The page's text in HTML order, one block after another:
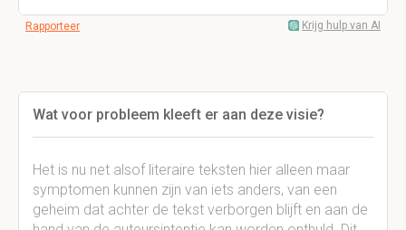
Rapporteer Krijg hulp van AI
Wat voor probleem kleeft er aan deze visie?
Het is nu net alsof literaire teksten hier alleen maar
symptomen kunnen zijn van iets anders, van een
geheim dat achter de tekst verborgen blijft en aan de